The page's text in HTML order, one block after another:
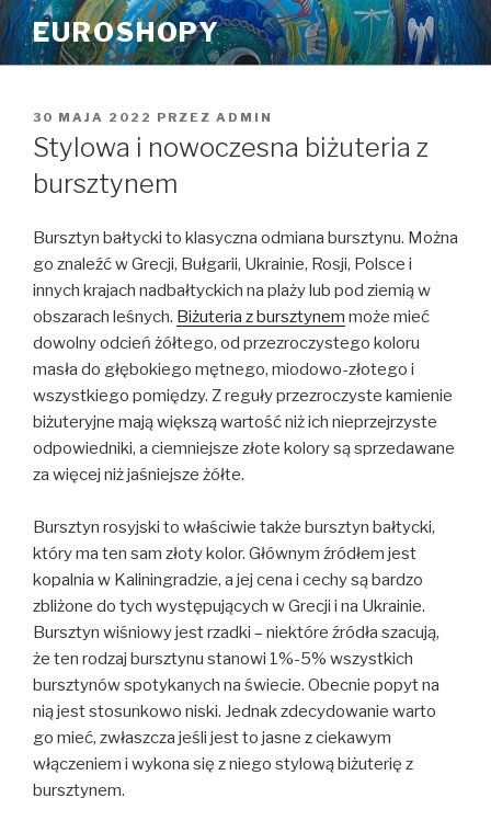
Przeskocz
do
treści
EUROSHOPY
OPUBLIKOWANE
W
30 MAJA 2022 PRZEZ ADMIN
Stylowa i nowoczesna biżuteria z
bursztynem
Bursztyn bałtycki to klasyczna odmiana bursztynu. Można
go znaleźć w Grecji, Bułgarii, Ukrainie, Rosji, Polsce i
innych krajach nadbałtyckich na plaży lub pod ziemią w
obszarach leśnych. Biżuteria z bursztynem może mieć
dowolny odcień żółtego, od przezroczystego koloru
masła do głębokiego mętnego, miodowo-złotego i
wszystkiego pomiędzy. Z reguły przezroczyste kamienie
biżuteryjne mają większą wartość niż ich nieprzejrzyste
odpowiedniki, a ciemniejsze złote kolory są sprzedawane
za więcej niż jaśniejsze żółte.
Bursztyn rosyjski to właściwie także bursztyn bałtycki,
który ma ten sam złoty kolor. Głównym źródłem jest
kopalnia w Kaliningradzie, a jej cena i cechy są bardzo
zbliżone do tych występujących w Grecji i na Ukrainie.
Bursztyn wiśniowy jest rzadki – niektóre źródła szacują,
że ten rodzaj bursztynu stanowi 1%-5% wszystkich
bursztynów spotykanych na świecie. Obecnie popyt na
nią jest stosunkowo niski. Jednak zdecydowanie warto
go mieć, zwłaszcza jeśli jest to jasne z ciekawym
włączeniem i wykona się z niego stylową biżuterię z
bursztynem.